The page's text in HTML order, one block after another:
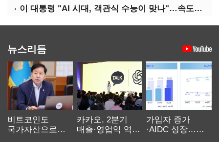
이 대통령 "AI 시대, 객관식 수능이 맞나"…속도전 '경계'
뉴스리듬
비트코인도
국가자산으로…'
카카오, 2분기
매출·영업익 역대
가입자 증가
·AIDC 성장…